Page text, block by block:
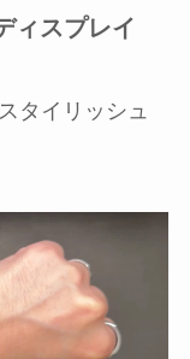
ィスプレイ
タイリッシュ